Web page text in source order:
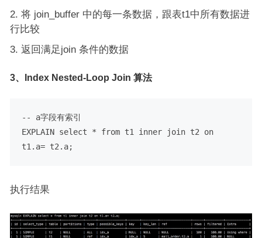
将 join_buffer 中的每一条数据，跟表t1中所有数据进
行比较
返回满足join 条件的数据
3、Index Nested-Loop Join 算法
-- a字段有索引
EXPLAIN select * from t1 inner join t2 on
t1.a=
执行结果